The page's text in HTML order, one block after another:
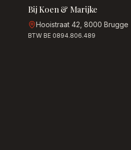
Bij Koen & Marijke
Hooistraat 42, 8000 Brugge
BTW BE 0894.806.489